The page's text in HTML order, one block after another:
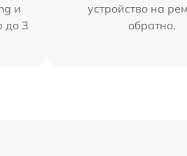
и
до 3
устройство на
обратно.